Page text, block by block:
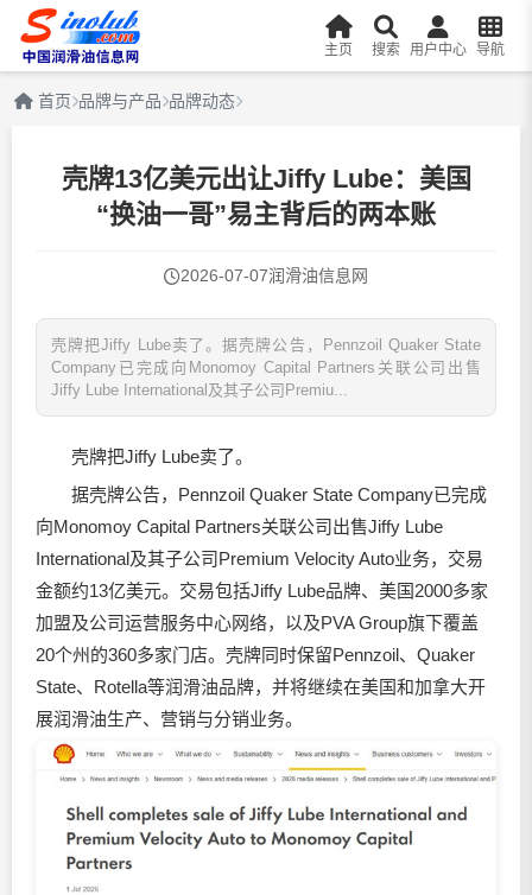
主页 搜索 用户中心 导航
首页 品牌与产品 品牌动态
壳牌13亿美元出让Jiffy Lube：美国
“换油一哥”易主背后的两本账
2026-07-07润滑油信息网
壳牌把Jiffy Lube卖了。据壳牌公告，Pennzoil Quaker State
Company已完成向Monomoy Capital Partners关联公司出售
Jiffy Lube International及其子公司Premiu...
壳牌把Jiffy Lube卖了。
据壳牌公告，Pennzoil Quaker State Company已完成
向Monomoy Capital Partners关联公司出售Jiffy Lube
International及其子公司Premium Velocity Auto业务，交易
金额约13亿美元。交易包括Jiffy Lube品牌、美国2000多家
加盟及公司运营服务中心网络，以及PVA Group旗下覆盖
20个州的360多家门店。壳牌同时保留Pennzoil、Quaker
State、Rotella等润滑油品牌，并将继续在美国和加拿大开
展润滑油生产、营销与分销业务。